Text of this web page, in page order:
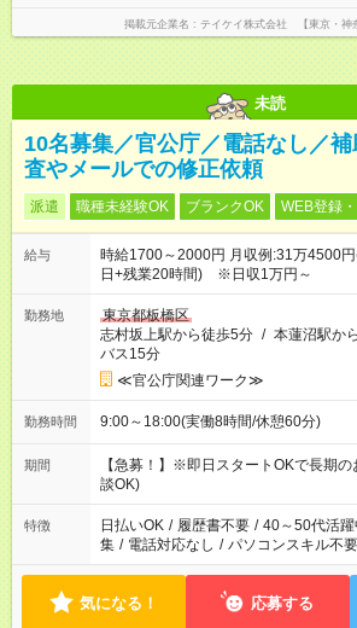
掲載元企業名 テイケイ株式会社 【東京・神
未読
10名募集／官公庁／電話なし／
査やメールでの修正依頼
派遣 職種未経験OK ブランクOK WEB登録
給与
時給1700～2000円 月収例:31万4500
日+残業20時間) ※日収1万円～
勤務地
東京都板橋区
志村坂上駅から徒歩5分 / 本蓮沼駅か
バス15分
≪官公庁関連ワーク≫
勤務時間 9:00～18:00(実働8時間/休憩60分)
期間
【急募！】※即日スタートOKで長期
談OK)
特徴 日払いOK / 履歴書不要 / 40～50代活躍
集 / 電話対応なし / パソコンスキル不要
気になる！ 応募する